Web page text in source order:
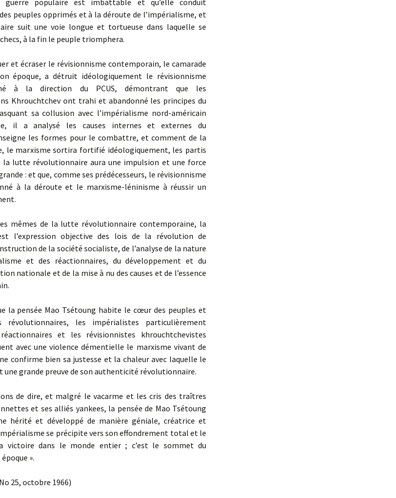
populaire est imbattable et qu’elle conduit
peuples opprimés et à la déroute de l’impérialisme, et
suit une voie longue et tortueuse dans laquelle se
à la fin le peuple triomphera.
et écraser le révisionnisme contemporain, le camarade
époque, a détruit idéologiquement le révisionnisme
à la direction du PCUS, démontrant que les
Khrouchtchev ont trahi et abandonné les principes du
sa collusion avec l’impérialisme nord-américain
il a analysé les causes internes et externes du
les formes pour le combattre, et comment de la
le marxisme sortira fortifié idéologiquement, les partis
lutte révolutionnaire aura une impulsion et une force
: et que, comme ses prédécesseurs, le révisionnisme
à la déroute et le marxisme-léninisme à réussir un
mêmes de la lutte révolutionnaire contemporaine, la
l’expression objective des lois de la révolution de
de la société socialiste, de l’analyse de la nature
et des réactionnaires, du développement et du
nationale et de la mise à nu des causes et de l’essence
la pensée Mao Tsétoung habite le cœur des peuples et
les impérialistes particulièrement
et les révisionnistes khrouchtchevistes
avec une violence démentielle le marxisme vivant de
confirme bien sa justesse et la chaleur avec laquelle le
grande preuve de son authenticité révolutionnaire.
de dire, et malgré le vacarme et les cris des traîtres
et ses alliés yankees, la pensée de Mao Tsétoung
hérité et développé de manière géniale, créatrice et
se précipite vers son effondrement total et le
victoire dans le monde entier ; c’est le sommet du
».
25, octobre 1966)